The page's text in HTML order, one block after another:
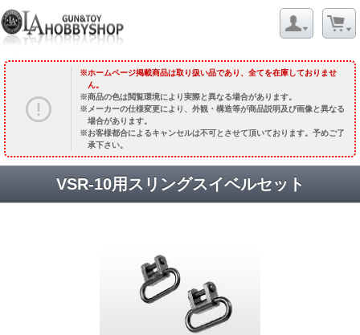
ホームページ掲載商品は取り扱い品であり、全てを在庫しておりませ
ん。
商品の色は閲覧環境により実際と異なる場合があります。
メーカーの仕様変更により、外観・構造等が商品説明及び画像と異なる
場合があります。
お客様都合によるキャンセルは不可とさせて頂いております。予めご了
承下さい。
VSR-10用スリングスイベルセット